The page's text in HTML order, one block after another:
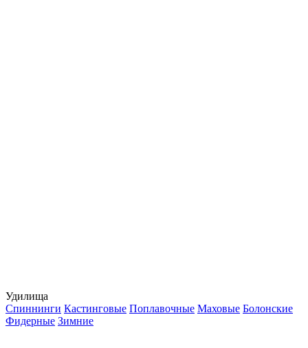
Удилища
Спиннинги Кастинговые Поплавочные Маховые Болонские
Фидерные Зимние